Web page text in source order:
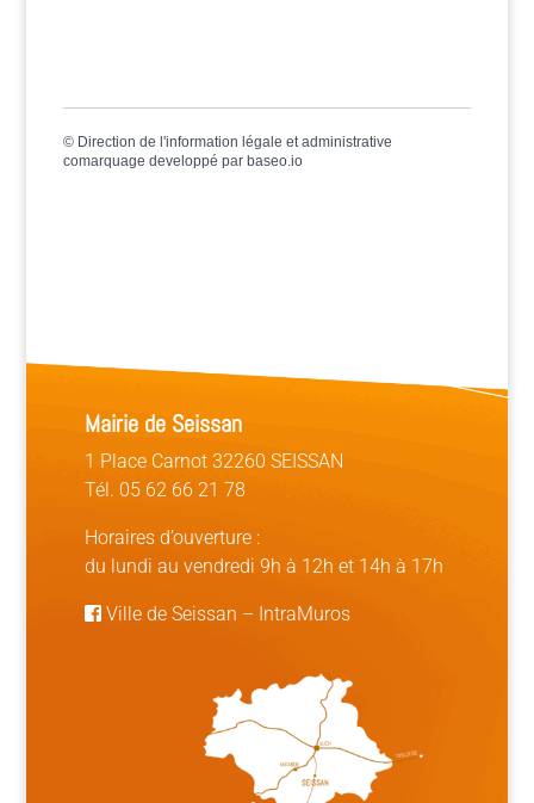
© Direction de l'information légale et administrative
comarquage developpé par baseo.io
Mairie de Seissan
1 Place Carnot 32260 SEISSAN
Tél. 05 62 66 21 78
Horaires d’ouverture :
du lundi au vendredi 9h à 12h et 14h à 17h
Ville de Seissan – IntraMuros